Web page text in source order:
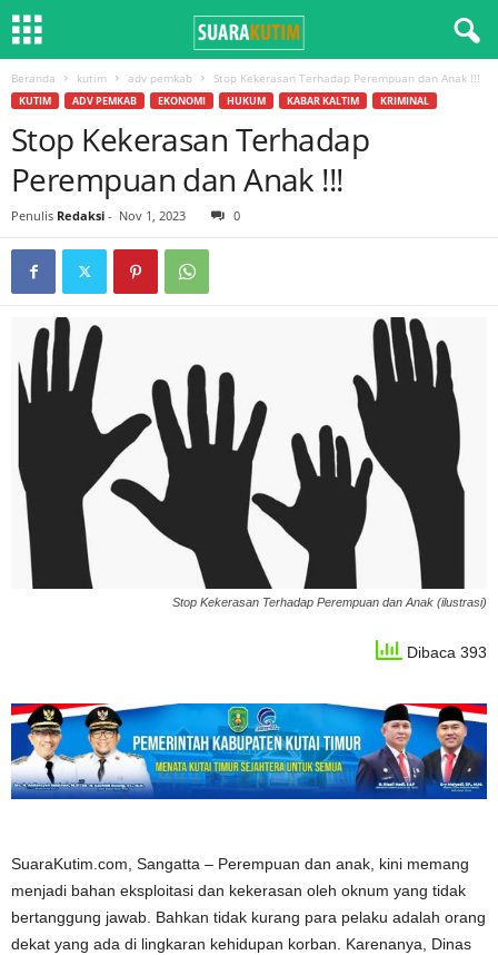
Beranda kutim adv pemkab Stop Kekerasan Terhadap Perempuan dan Anak !!!
KUTIM ADV PEMKAB EKONOMI HUKUM KABAR KALTIM KRIMINAL
Stop Kekerasan Terhadap
Perempuan dan Anak !!!
Penulis Redaksi - Nov 1, 2023 0
Stop Kekerasan Terhadap Perempuan dan Anak (ilustrasi)
Dibaca 393
SuaraKutim.com, Sangatta – Perempuan dan anak, kini memang
menjadi bahan eksploitasi dan kekerasan oleh oknum yang tidak
bertanggung jawab. Bahkan tidak kurang para pelaku adalah orang
dekat yang ada di lingkaran kehidupan korban. Karenanya, Dinas